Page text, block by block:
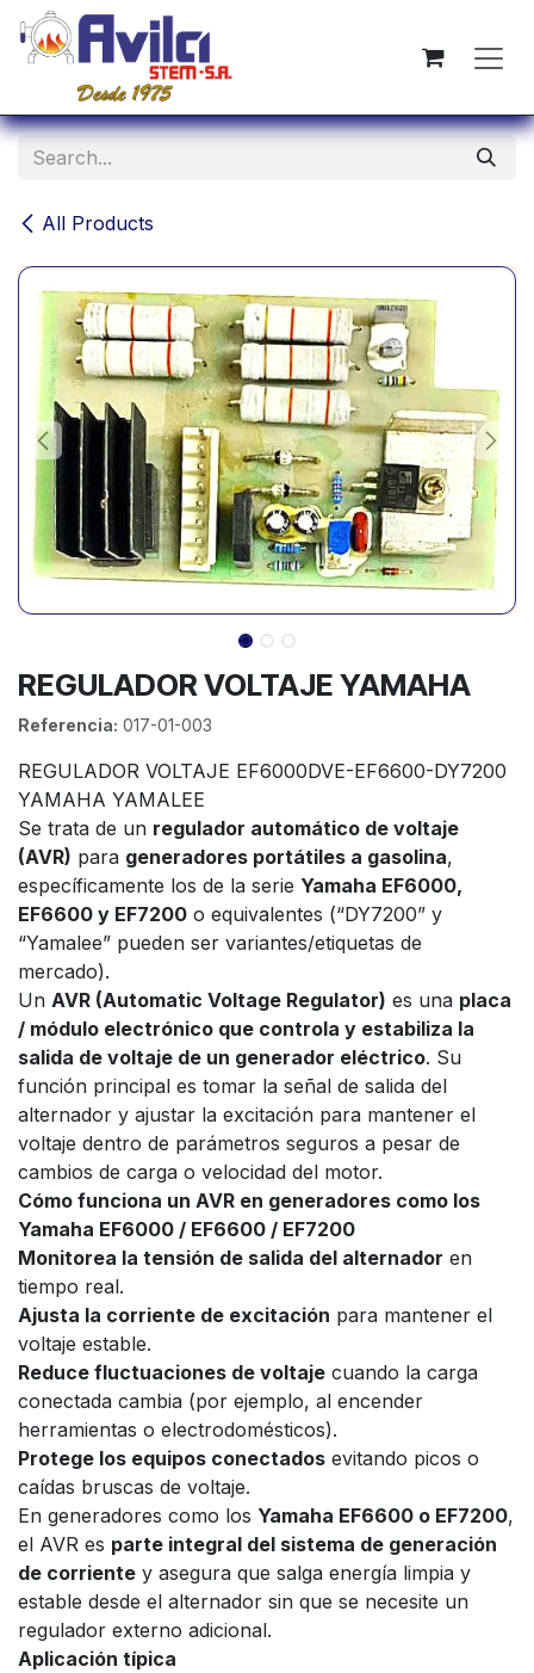
Skip to Content
All Products
REGULADOR VOLTAJE YAMAHA
Referencia: 017-01-003
REGULADOR VOLTAJE EF6000DVE-EF6600-DY7200
YAMAHA YAMALEE
Se trata de un regulador automático de voltaje
(AVR) para generadores portátiles a gasolina,
específicamente los de la serie Yamaha EF6000,
EF6600 y EF7200 o equivalentes (“DY7200” y
“Yamalee” pueden ser variantes/etiquetas de
mercado).
Un AVR (Automatic Voltage Regulator) es una placa
/ módulo electrónico que controla y estabiliza la
salida de voltaje de un generador eléctrico. Su
función principal es tomar la señal de salida del
alternador y ajustar la excitación para mantener el
voltaje dentro de parámetros seguros a pesar de
cambios de carga o velocidad del motor.
Cómo funciona un AVR en generadores como los
Yamaha EF6000 / EF6600 / EF7200
Monitorea la tensión de salida del alternador en
tiempo real.
Ajusta la corriente de excitación para mantener el
voltaje estable.
Reduce fluctuaciones de voltaje cuando la carga
conectada cambia (por ejemplo, al encender
herramientas o electrodomésticos).
Protege los equipos conectados evitando picos o
caídas bruscas de voltaje.
En generadores como los Yamaha EF6600 o EF7200,
el AVR es parte integral del sistema de generación
de corriente y asegura que salga energía limpia y
estable desde el alternador sin que se necesite un
regulador externo adicional.
Aplicación típica